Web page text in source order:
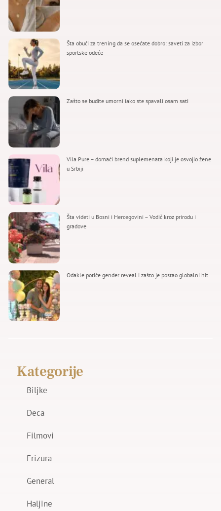
Šta obući za trening da se osećate dobro: saveti za izbor
sportske odeće
Zašto se budite umorni iako ste spavali osam sati
Vila Pure – domaći brend suplemenata koji je osvojio žene
u Srbiji
Šta videti u Bosni i Hercegovini – Vodič kroz prirodu i
gradove
Odakle potiče gender reveal i zašto je postao globalni hit
Kategorije
Biljke
Deca
Filmovi
Frizura
General
Haljine